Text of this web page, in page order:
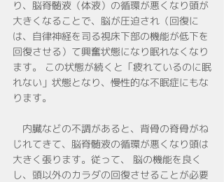
り、脳脊髄液（体液）の循環が悪くなり頭が
大きくなることで、脳が圧迫され（回復に
は、自律神経を司る視床下部の機能が低下を
回復させる）て興奮状態になり眠れなくなり
ます。 この状態が続くと「疲れているのに眠
れない」状態となり、慢性的な不眠症にもな
ります。
内臓などの不調があると、背骨の脊骨がね
じれてきて、脳脊髄液の循環が悪くなり頭は
大きく張ります。従って、 脳の機能を良く
し、頭以外のカラダの回復させることが必要